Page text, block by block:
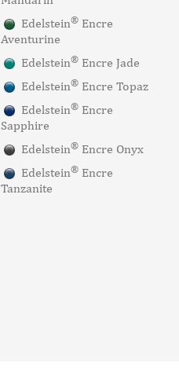
Edelstein®Encre
Aventurine
Edelstein®Encre Jade
Edelstein®Encre Topaz
Edelstein®Encre
Sapphire
Edelstein®Encre Onyx
Edelstein®Encre
Tanzanite